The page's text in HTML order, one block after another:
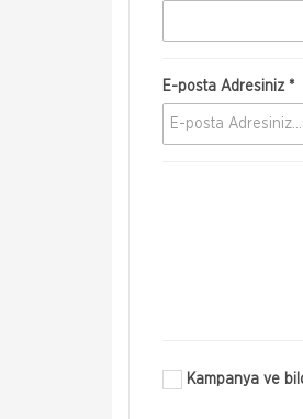
E-posta Adresiniz *
Kampanya ve